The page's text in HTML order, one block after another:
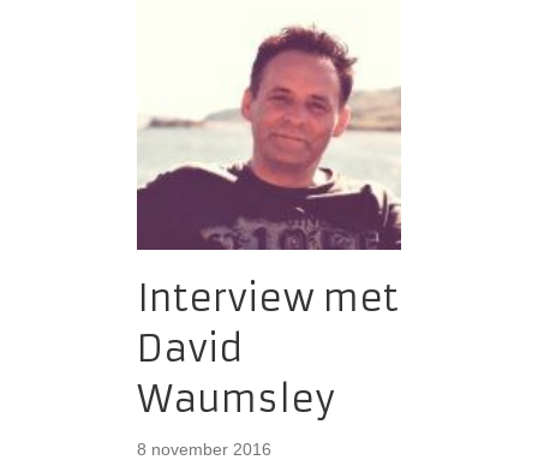
Interview met
David
Waumsley
8 november 2016